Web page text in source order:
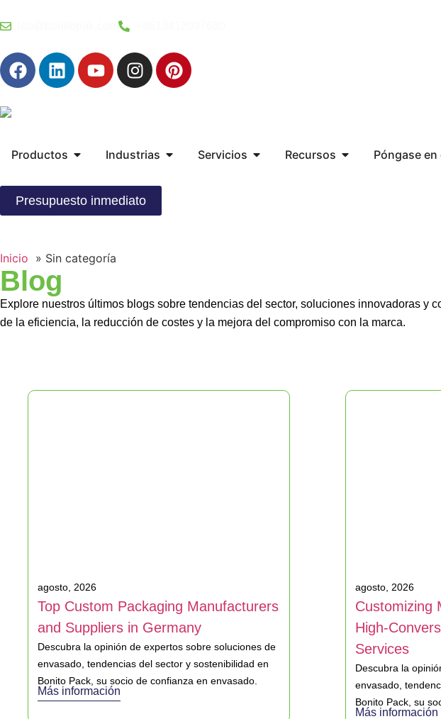
Productos Industrias Servicios Recursos Póngase
Presupuesto inmediato
Inicio Sin categoría
Blog
Explore nuestros últimos blogs sobre tendencias del sector, soluciones innovadoras
de la eficiencia, la reducción de costes y la mejora del compromiso con la marca.
agosto, 2026
Top Custom Packaging Manufacturers
and Suppliers in Germany
Descubra la opinión de expertos sobre soluciones de
envasado, tendencias del sector y sostenibilidad en
Bonito Pack, su socio de confianza en envasado.
Más información
agosto, 2026
Customizing
High-
Services
Descubra la
envasado,
Bonito Pack, su
Más información